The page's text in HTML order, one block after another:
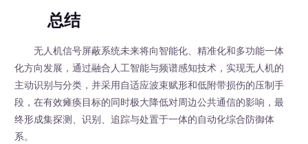
总结
无人机信号屏蔽系统未来将向智能化、精准化和多功能一体
化方向发展，通过融合人工智能与频谱感知技术，实现无人机的
主动识别与分类，并采用自适应波束赋形和低附带损伤的压制手
段，在有效瘫痪目标的同时极大降低对周边公共通信的影响，最
终形成集探测、识别、追踪与处置于一体的自动化综合防御体
系。